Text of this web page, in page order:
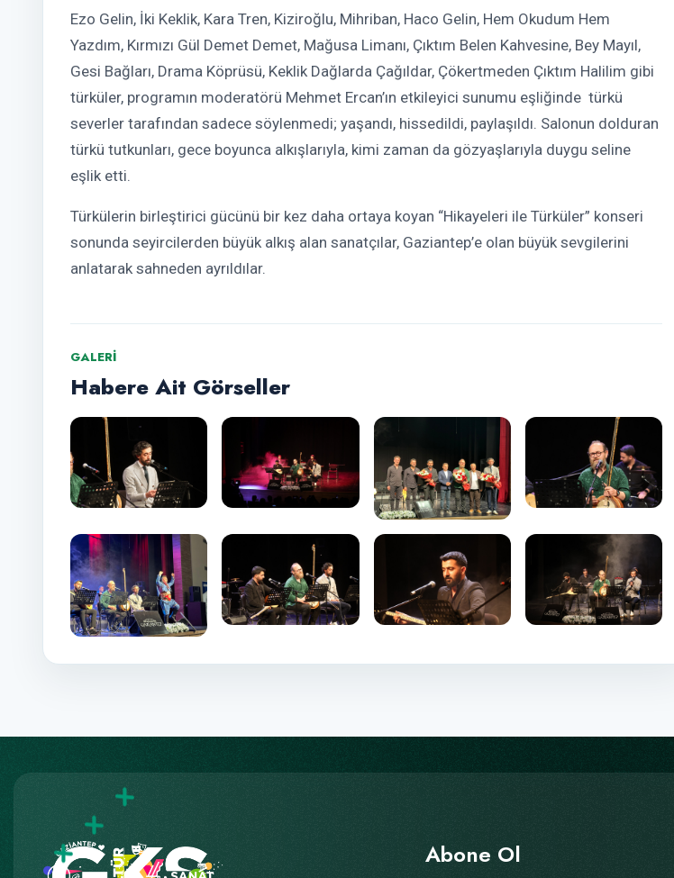
Ezo Gelin, İki Keklik, Kara Tren, Kiziroğlu, Mihriban, Haco Gelin, Hem Okudum Hem
Yazdım, Kırmızı Gül Demet Demet, Mağusa Limanı, Çıktım Belen Kahvesine, Bey Mayıl,
Gesi Bağları, Drama Köprüsü, Keklik Dağlarda Çağıldar, Çökertmeden Çıktım Halilim gibi
türküler, programın moderatörü Mehmet Ercan’ın etkileyici sunumu eşliğinde türkü
severler tarafından sadece söylenmedi; yaşandı, hissedildi, paylaşıldı. Salonun dolduran
türkü tutkunları, gece boyunca alkışlarıyla, kimi zaman da gözyaşlarıyla duygu seline
eşlik etti.
Türkülerin birleştirici gücünü bir kez daha ortaya koyan “Hikayeleri ile Türküler” konseri
sonunda seyircilerden büyük alkış alan sanatçılar, Gaziantep’e olan büyük sevgilerini
anlatarak sahneden ayrıldılar.
GALERI
Habere Ait Görseller
Abone Ol